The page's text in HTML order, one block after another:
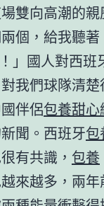
雙向高潮的親
個，給我聽
」國人對西
我們球隊清
伴侶包養甜心
聞。西班牙包
有共識， 包養
來越多，兩